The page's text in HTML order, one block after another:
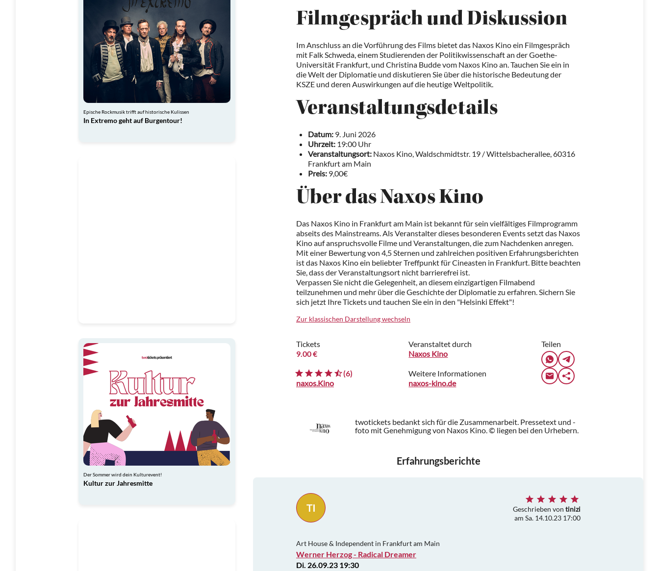
Epische Rockmusik trifft auf historische Kulissen
In Extremo geht auf Burgentour!
Der Sommer wird dein Kulturevent!
Kultur zur Jahresmitte
Filmgespräch und Diskussion
Im Anschluss an die Vorführung des Films bietet das Naxos Kino ein Filmgespräch
mit Falk Schweda, einem Studierenden der Politikwissenschaft an der Goethe-
Universität Frankfurt, und Christina Budde vom Naxos Kino an. Tauchen Sie ein in
die Welt der Diplomatie und diskutieren Sie über die historische Bedeutung der
KSZE und deren Auswirkungen auf die heutige Weltpolitik.
Veranstaltungsdetails
Datum: 9. Juni 2026
Uhrzeit: 19:00 Uhr
Veranstaltungsort: Naxos Kino, Waldschmidtstr. 19 / Wittelsbacherallee, 60316
Frankfurt am Main
Preis: 9,00€
Über das Naxos Kino
Das Naxos Kino in Frankfurt am Main ist bekannt für sein vielfältiges Filmprogramm
abseits des Mainstreams. Als Veranstalter dieses besonderen Events setzt das Naxos
Kino auf anspruchsvolle Filme und Veranstaltungen, die zum Nachdenken anregen.
Mit einer Bewertung von 4,5 Sternen und zahlreichen positiven Erfahrungsberichten
ist das Naxos Kino ein beliebter Treffpunkt für Cineasten in Frankfurt. Bitte beachten
Sie, dass der Veranstaltungsort nicht barrierefrei ist.
Verpassen Sie nicht die Gelegenheit, an diesem einzigartigen Filmabend
teilzunehmen und mehr über die Geschichte der Diplomatie zu erfahren. Sichern Sie
sich jetzt Ihre Tickets und tauchen Sie ein in den "Helsinki Effekt"!
Zur klassischen Darstellung wechseln
Tickets
9.00 €
(6)
naxos.Kino
Veranstaltet durch
Naxos Kino
Weitere Informationen
naxos-kino.de
Teilen
twotickets bedankt sich für die Zusammenarbeit. Pressetext und -
foto mit Genehmigung von Naxos Kino. © liegen bei den Urhebern.
Erfahrungsberichte
TI Geschrieben von tinizi
am Sa. 14.10.23 17:00
Art House & Independent in Frankfurt am Main
Werner Herzog - Radical Dreamer
Di. 26.09.23 19:30